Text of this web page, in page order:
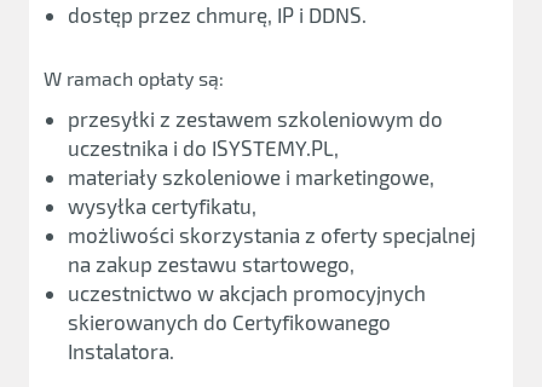
dostęp przez chmurę, IP i DDNS.
W ramach opłaty są:
przesyłki z zestawem szkoleniowym do
uczestnika i do ISYSTEMY.PL,
materiały szkoleniowe i marketingowe,
wysyłka certyfikatu,
możliwości skorzystania z oferty specjalnej
na zakup zestawu startowego,
uczestnictwo w akcjach promocyjnych
skierowanych do Certyfikowanego
Instalatora.